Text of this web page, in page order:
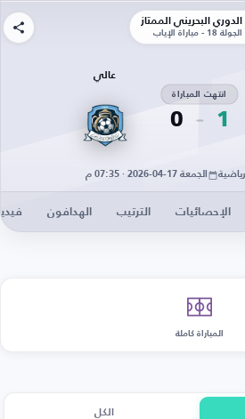
الدوري البحريني الممتاز
الجولة 18 - مباراة الإياب
1
انتهت المباراة
0
عالي
الجمعة 17-04-2026 · 07:35 م
الإحصائيات الترتيب الهدافون
المباراة كاملة
الكل